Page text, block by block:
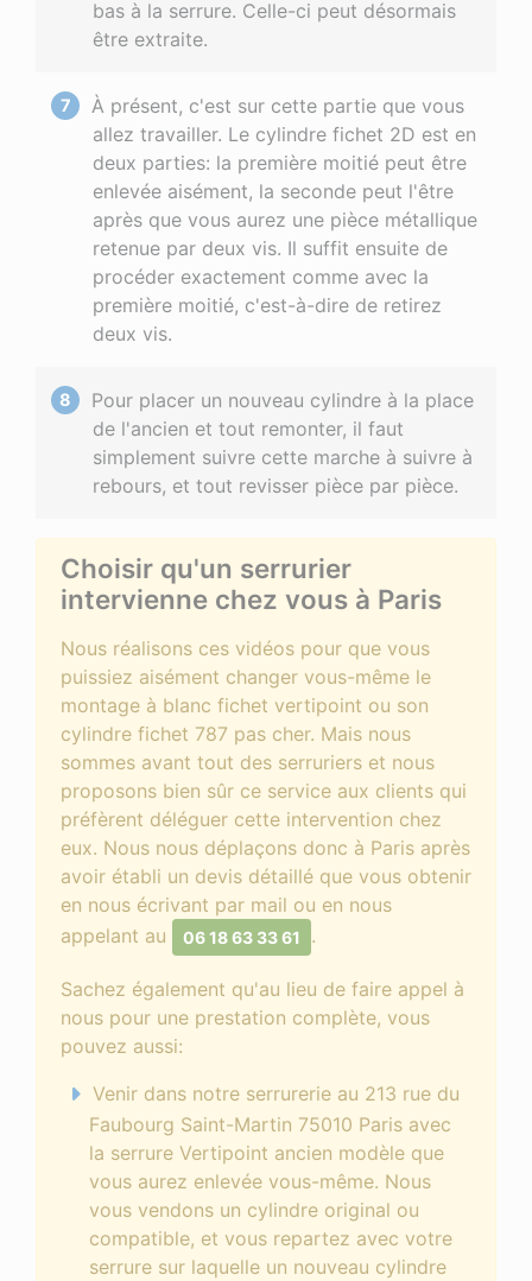
bas à la serrure. Celle-ci peut désormais
être extraite.
À présent, c'est sur cette partie que vous
allez travailler. Le cylindre fichet 2D est en
deux parties: la première moitié peut être
enlevée aisément, la seconde peut l'être
après que vous aurez une pièce métallique
retenue par deux vis. Il suffit ensuite de
procéder exactement comme avec la
première moitié, c'est-à-dire de retirez
deux vis.
Pour placer un nouveau cylindre à la place
de l'ancien et tout remonter, il faut
simplement suivre cette marche à suivre à
rebours, et tout revisser pièce par pièce.
Choisir qu'un serrurier
intervienne chez vous à Paris
Nous réalisons ces vidéos pour que vous
puissiez aisément changer vous-même le
montage à blanc fichet vertipoint ou son
cylindre fichet 787 pas cher. Mais nous
sommes avant tout des serruriers et nous
proposons bien sûr ce service aux clients qui
préfèrent déléguer cette intervention chez
eux. Nous nous déplaçons donc à Paris après
avoir établi un devis détaillé que vous obtenir
en nous écrivant par mail ou en nous
appelant au
06 18 63 33 61 .
Sachez également qu'au lieu de faire appel à
nous pour une prestation complète, vous
pouvez aussi:
Venir dans notre serrurerie au 213 rue du
Faubourg Saint-Martin 75010 Paris avec
la serrure Vertipoint ancien modèle que
vous aurez enlevée vous-même. Nous
vous vendons un cylindre original ou
compatible, et vous repartez avec votre
serrure sur laquelle un nouveau cylindre